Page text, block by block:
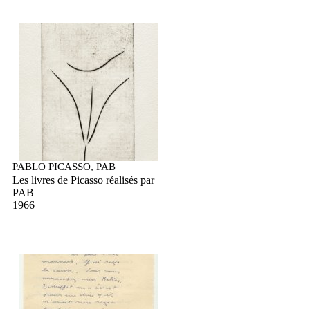
PABLO PICASSO, PAB
Les livres de Picasso réalisés par
PAB
1966